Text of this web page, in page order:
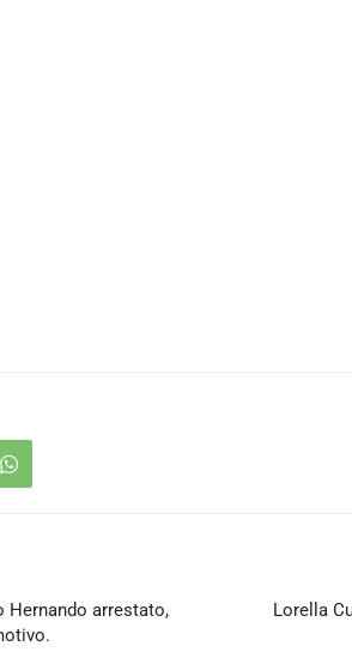
Hernando arrestato,
Lorella